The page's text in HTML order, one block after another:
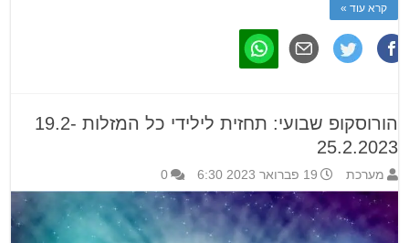
קרא עוד »
הורוסקופ שבועי: תחזית לילידי כל המזלות 19.2-
25.2.2023
מערכת 19 פברואר 2023 6:30 0